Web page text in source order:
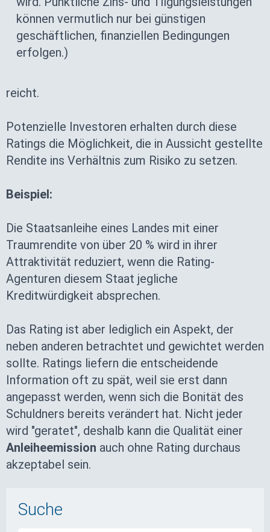
können vermutlich nur bei günstigen
geschäftlichen, finanziellen Bedingungen
erfolgen.)
reicht.
Potenzielle Investoren erhalten durch diese
Ratings die Möglichkeit, die in Aussicht gestellte
Rendite ins Verhältnis zum Risiko zu setzen.
Beispiel:
Die Staatsanleihe eines Landes mit einer
Traumrendite von über 20 % wird in ihrer
Attraktivität reduziert, wenn die Rating-
Agenturen diesem Staat jegliche
Kreditwürdigkeit absprechen.
Das Rating ist aber lediglich ein Aspekt, der
neben anderen betrachtet und gewichtet werden
sollte. Ratings liefern die entscheidende
Information oft zu spät, weil sie erst dann
angepasst werden, wenn sich die Bonität des
Schuldners bereits verändert hat. Nicht jeder
wird "geratet", deshalb kann die Qualität einer
Anleiheemission auch ohne Rating durchaus
akzeptabel sein.
Suche